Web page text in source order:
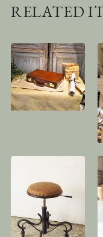
RELATED